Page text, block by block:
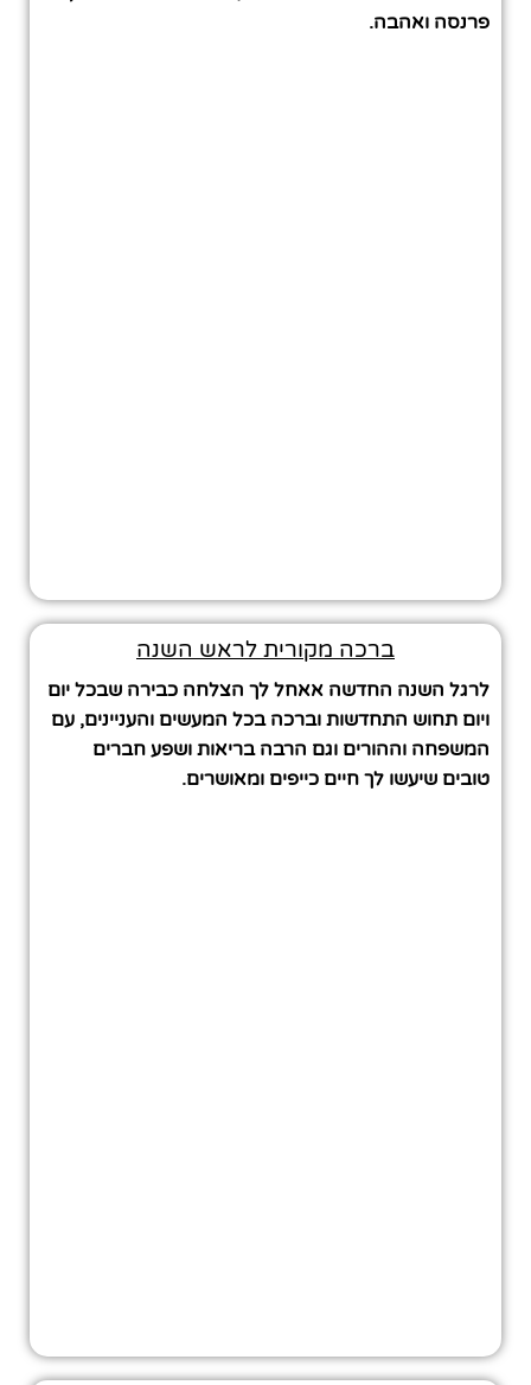
פרנסה ואהבה.
ברכה מקורית לראש השנה
לרגל השנה החדשה אאחל לך הצלחה כבירה שבכל יום
ויום תחוש התחדשות וברכה בכל המעשים והעניינים, עם
המשפחה וההורים וגם הרבה בריאות ושפע חברים
טובים שיעשו לך חיים כייפים ומאושרים.